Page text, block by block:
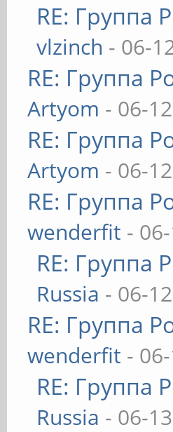
RE: Группа
vlzinch - 06-
RE: Группа
Artyom - 06-
RE: Группа
Artyom - 06-
RE: Группа
wenderfit -
RE: Группа
Russia - 06-
RE: Группа
wenderfit -
RE: Группа
Russia - 06-